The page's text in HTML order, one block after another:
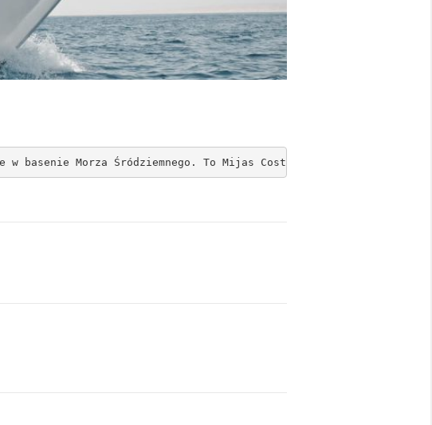
basenie Morza Śródziemnego. To Mijas Costa i Wybrzeże del